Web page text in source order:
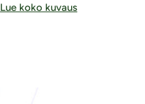
Lue koko kuvaus